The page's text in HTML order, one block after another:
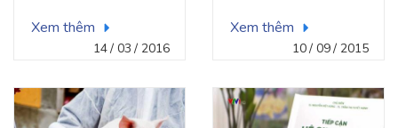
tác và tài trợ bởi Viện
Nhiệt đới và Y tế Công
TPH), 2016
Xem thêm
14 03 2016
các nguy cơ bệnh tật
đối với con người, vật
dã do nước thải của các
cơ sở chăn nuôi gây
Xem thêm
10 09 2015